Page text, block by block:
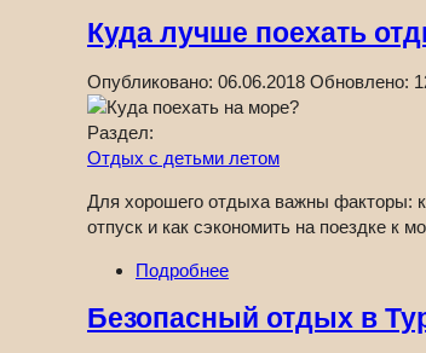
Куда лучше поехать
Опубликовано: 06.06.2018 Обновлено:
Раздел:
Отдых с детьми летом
Для хорошего отдыха важны факторы:
отпуск и как сэкономить на поездке к
Подробнее
Безопасный отдых в